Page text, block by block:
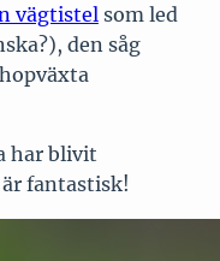
vägtistel som led
den såg
har blivit
fantastisk!